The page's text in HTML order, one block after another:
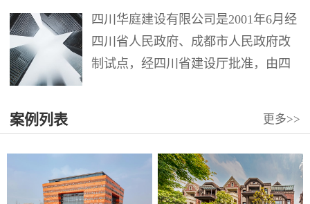
四川华庭建设有限公司是2001年6月经
四川省人民政府、成都市人民政府改
制试点，经四川省建设厅批准，由四
万元。公司具有建筑工程施工总承包
壹级、市政公用工程施工总承包壹
级、地...
案例列表 更多>>